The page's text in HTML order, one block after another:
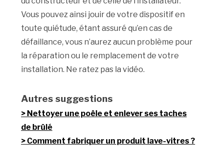
Vous pouvez ainsi jouir de votre dispositif en
toute quiétude, étant assuré qu’en cas de
défaillance, vous n’aurez aucun problème pour
la réparation ou le remplacement de votre
installation. Ne ratez pas la vidéo.
Autres suggestions
Nettoyer une poêle et enlever ses taches
de brûlé
Comment fabriquer un produit lave-vitres ?